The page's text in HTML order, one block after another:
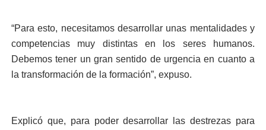
“Para esto, necesitamos desarrollar unas mentalidades y
competencias muy distintas en los seres humanos.
Debemos tener un gran sentido de urgencia en cuanto a
la transformación de la formación”, expuso.
Explicó que, para poder desarrollar las destrezas para